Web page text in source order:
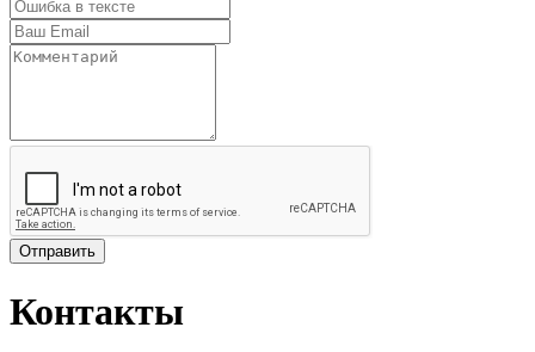
Отправить
Контакты